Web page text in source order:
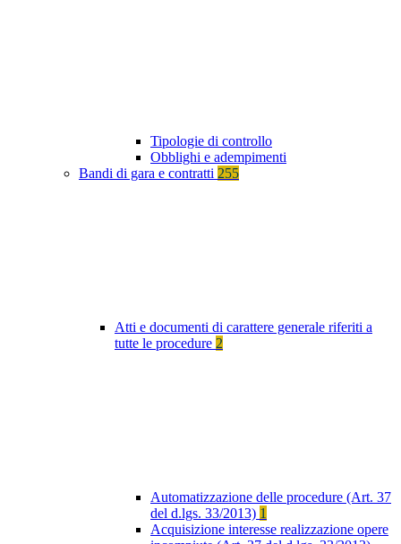
Tipologie di controllo
Obblighi e adempimenti
Bandi di gara e contratti 255
Atti e documenti di carattere generale riferiti a
tutte le procedure 2
Automatizzazione delle procedure (Art. 37
del d.lgs. 33/2013) 1
Acquisizione interesse realizzazione opere